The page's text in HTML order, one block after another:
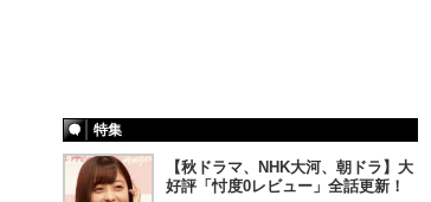
特集
【秋ドラマ、NHK大河、朝ドラ】大
好評「忖度0レビュー」全話更新！